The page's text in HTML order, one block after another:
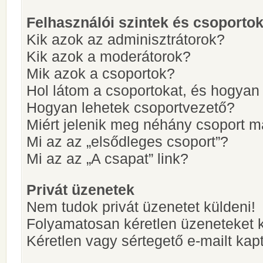
Felhasználói szintek és csoportok
Kik azok az adminisztrátorok?
Kik azok a moderátorok?
Mik azok a csoportok?
Hol látom a csoportokat, és
Hogyan lehetek csoportvezető?
Miért jelenik meg néhány csoport
Mi az az „elsődleges csoport”?
Mi az az „A csapat” link?
Privát üzenetek
Nem tudok privát üzenetet küldeni!
Folyamatosan kéretlen üzeneteket
Kéretlen vagy sértegető e-mailt